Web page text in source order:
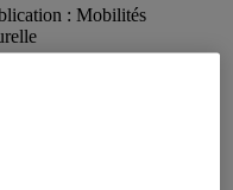
: Mobilités